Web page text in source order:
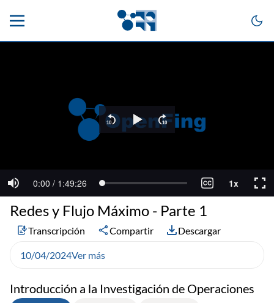
Introducción a la Investigación de Operaciones
Redes y Flujo Máximo - Parte 1
Transcripción Compartir Descargar
10/04/2024Ver más